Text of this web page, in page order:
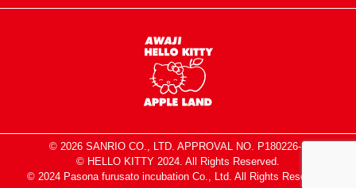
© 2026 SANRIO CO., LTD. APPROVAL NO. P180226-1
© HELLO KITTY 2024. All Rights Reserved.
© 2024 Pasona furusato incubation Co., Ltd. All Rights Reserved.